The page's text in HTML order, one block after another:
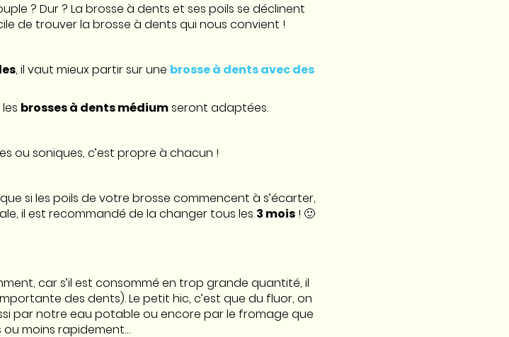
? Dur ? La brosse à dents et ses poils se déclinent
de trouver la brosse à dents qui nous convient !
, il vaut mieux partir sur une brosse à dents avec des
brosses à dents médiumseront adaptées.
ou soniques, c’est propre à chacun !
si les poils de votre brosse commencent à s’écarter,
il est recommandé de la changer tous les 3 mois! 🙂
car s’il est consommé en trop grande quantité, il
des dents). Le petit hic, c’est que du fluor, on
par notre eau potable ou encore par le fromage que
ou moins rapidement…